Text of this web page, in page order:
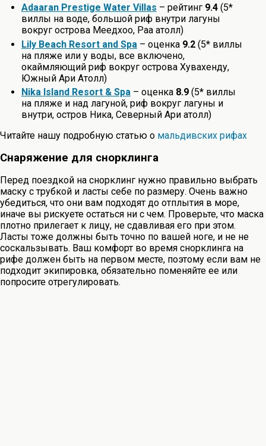
Adaaran Prestige Water Villas – рейтинг 9.4(5*
виллы на воде, большой риф внутри лагуны
вокруг острова Меедхоо, Раа атолл)
Lily Beach Resort and Spa– оценка 9.2(5* виллы
на пляже или у воды, все включено,
окаймляющий риф вокруг острова Хувахенду,
Южный Ари Атолл)
Nika Island Resort & Spa– оценка 8.9(5* виллы
на пляже и над лагуной, риф вокруг лагуны и
внутри, остров Ника, Северный Ари атолл)
Читайте нашу подробную статью о мальдивских рифах
Снаряжение для снорклинга
Перед поездкой на снорклинг нужно правильно выбрать
маску с трубкой и ласты себе по размеру. Очень важно
убедиться, что они вам подходят до отплытия в море,
иначе вы рискуете остаться ни с чем. Проверьте, что маска
плотно прилегает к лицу, не сдавливая его при этом.
Ласты тоже должны быть точно по вашей ноге, и не не
соскальзывать. Ваш комфорт во время снорклинга на
рифе должен быть на первом месте, поэтому если вам не
подходит экипировка, обязательно поменяйте ее или
попросите отрегулировать.